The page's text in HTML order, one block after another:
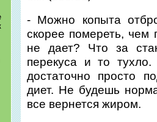
- Можно копыта
скорее помереть, чем
не дает? Что за
перекуса и то
достаточно просто
диет. Не будешь
все вернется жиром.